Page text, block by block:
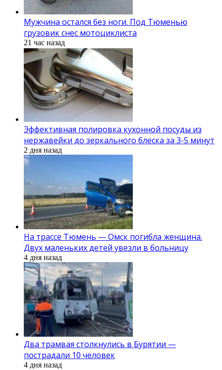
Мужчина остался без ноги. Под Тюменью
грузовик снес мотоциклиста
21 час назад
Эффективная полировка кухонной посуды из
нержавейки до зеркального блеска за 3-5 минут
2 дня назад
На трассе Тюмень — Омск погибла женщина.
Двух маленьких детей увезли в больницу
4 дня назад
Два трамвая столкнулись в Бурятии —
пострадали 10 человек
4 дня назад